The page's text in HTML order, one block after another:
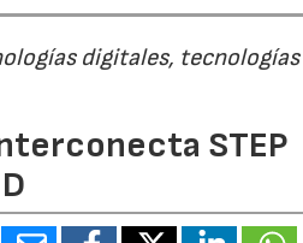
digitales, tecnologías
STEP